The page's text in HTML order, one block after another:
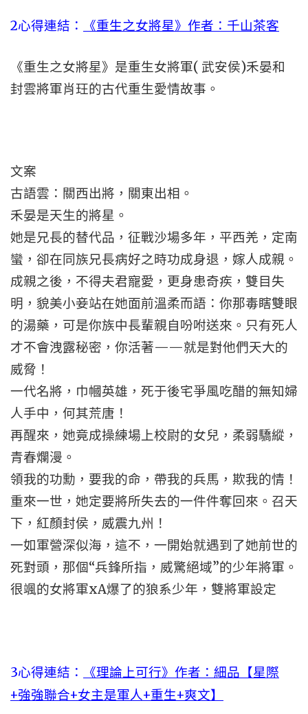
2心得連結： 《重生之女將星》作者：千山茶客
《重生之女將星》是重生女將軍( 武安侯)禾晏和
封雲將軍肖玨的古代重生愛情故事。
文案
古語雲：關西出將，關東出相。
禾晏是天生的將星。
她是兄長的替代品，征戰沙場多年，平西羌，定南
蠻，卻在同族兄長病好之時功成身退，嫁人成親。
成親之後，不得夫君寵愛，更身患奇疾，雙目失
明，貌美小妾站在她面前溫柔而語：你那毒瞎雙眼
的湯藥，可是你族中長輩親自吩咐送來。只有死人
才不會洩露秘密，你活著——就是對他們天大的
威脅！
一代名將，巾幗英雄，死于後宅爭風吃醋的無知婦
人手中，何其荒唐！
再醒來，她竟成操練場上校尉的女兒，柔弱驕縱，
青春爛漫。
領我的功勳，要我的命，帶我的兵馬，欺我的情！
重來一世，她定要將所失去的一件件奪回來。召天
下，紅顏封侯，威震九州！
一如軍營深似海，這不，一開始就遇到了她前世的
死對頭，那個“兵鋒所指，威驚絕域”的少年將軍。
很颯的女將軍xA爆了的狼系少年，雙將軍設定
3心得連結：
《理論上可行》作者：細品【星際
+強強聯合+女主是軍人+重生+爽文】